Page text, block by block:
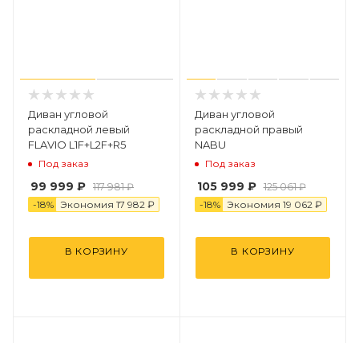
Диван угловой
раскладной левый
FLAVIO L1F+L2F+R5
Под заказ
99 999 ₽ 117 981 ₽
-18% Экономия 17 982 ₽
В КОРЗИНУ
Диван угловой
раскладной правый
NABU
Под заказ
105 999 ₽ 125 061 ₽
-18% Экономия 19 062 ₽
В КОРЗИНУ